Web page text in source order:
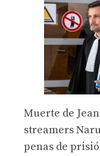
Muerte de
streamers
penas de